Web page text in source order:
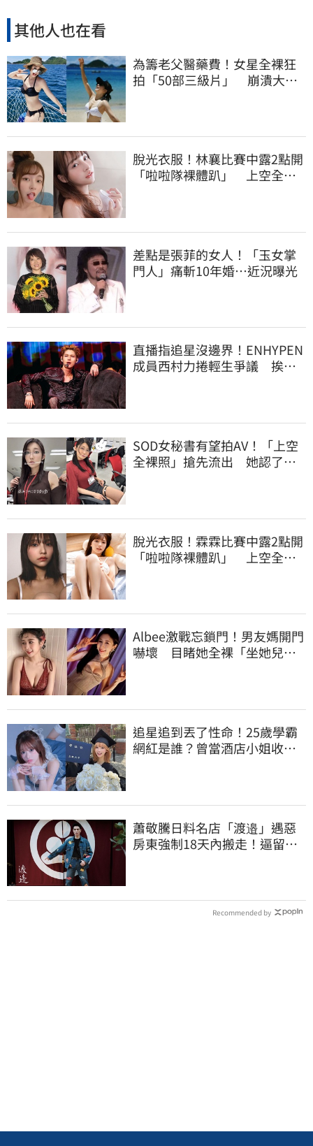
其他人也在看
為籌老父醫藥費！女星全裸狂
拍「50部三級片」 崩潰大
脫光衣服！林襄比賽中露2點開
「啦啦隊裸體趴」 上空全裸
差點是張菲的女人！「玉女掌
門人」痛斬10年婚…近況曝光
直播指追星沒邊界！ENHYPEN
成員西村力捲輕生爭議 挨
SOD女秘書有望拍AV！「上空
全裸照」搶先流出 她認了：
脫光衣服！霖霖比賽中露2點開
「啦啦隊裸體趴」 上空全裸
Albee激戰忘鎖門！男友媽開門
嚇壞 目睹她全裸「坐她兒子
追星追到丟了性命！25歲學霸
網紅是誰？曾當酒店小姐收入
蕭敬騰日料名店「渡邉」遇惡
房東強制18天內搬走！逼留裝
Recommended by